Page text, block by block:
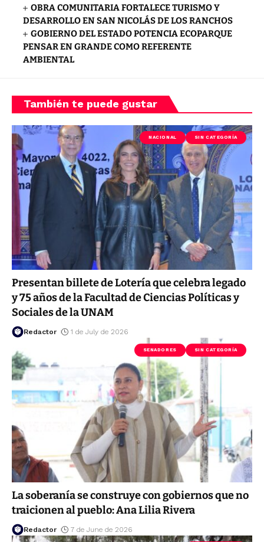
OBRA COMUNITARIA FORTALECE TURISMO Y
DESARROLLO EN SAN NICOLÁS DE LOS RANCHOS
GOBIERNO DEL ESTADO POTENCIA ECOPARQUE
PENSAR EN GRANDE COMO REFERENTE
AMBIENTAL
También te puede gustar
NACIONAL SIN CATEGORÍA
Presentan billete de Lotería que celebra legado
y 75 años de la Facultad de Ciencias Políticas y
Sociales de la UNAM
Redactor 1 de July de 2026
SENADORES SIN CATEGORÍA
La soberanía se construye con gobiernos que no
traicionen al pueblo: Ana Lilia Rivera
Redactor 7 de June de 2026